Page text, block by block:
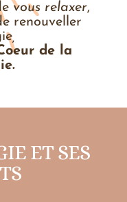
vous relaxer,
renouveller
,
de la
.
ET SES